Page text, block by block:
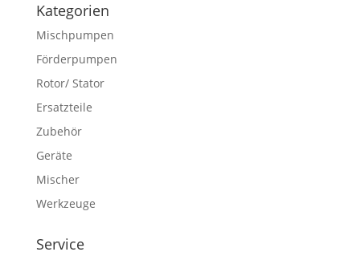
Kategorien
Mischpumpen
Förderpumpen
Rotor/ Stator
Ersatzteile
Zubehör
Geräte
Mischer
Werkzeuge
Service